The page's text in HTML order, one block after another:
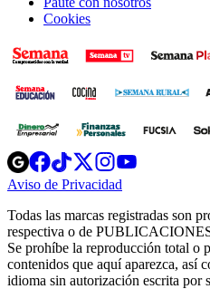
Cookies
Opens
in
new
Opens
in
new
Opens
in
new
window
Opens
new
windowwindow
Aviso de Privacidad
new
window
Todas las marcas registradas son
respectiva o de
Se prohíbe la reproducción total o
contenidos que aquí aparezca, así
idioma sin autorización escrita por